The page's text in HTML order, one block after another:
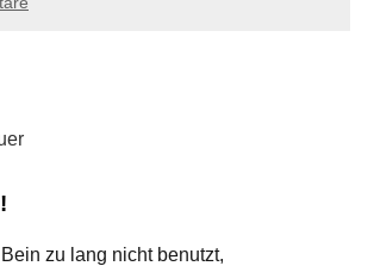
zu lang nicht benutzt,